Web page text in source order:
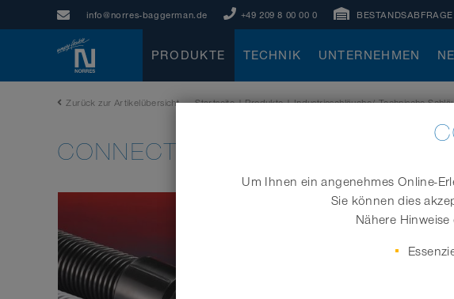
info@norres-baggerman.de +49 209 8 00 00 0 BESTANDSABFRAGE
PRODUKTE TECHNIK UNTERNEHMEN
Zurück zur Artikelübersicht Startseite | Produkte | Industrieschläuche/ Technische
CONNECT 227
Um Ihnen ein angenehmes Online-
Sie können dies
Nähere